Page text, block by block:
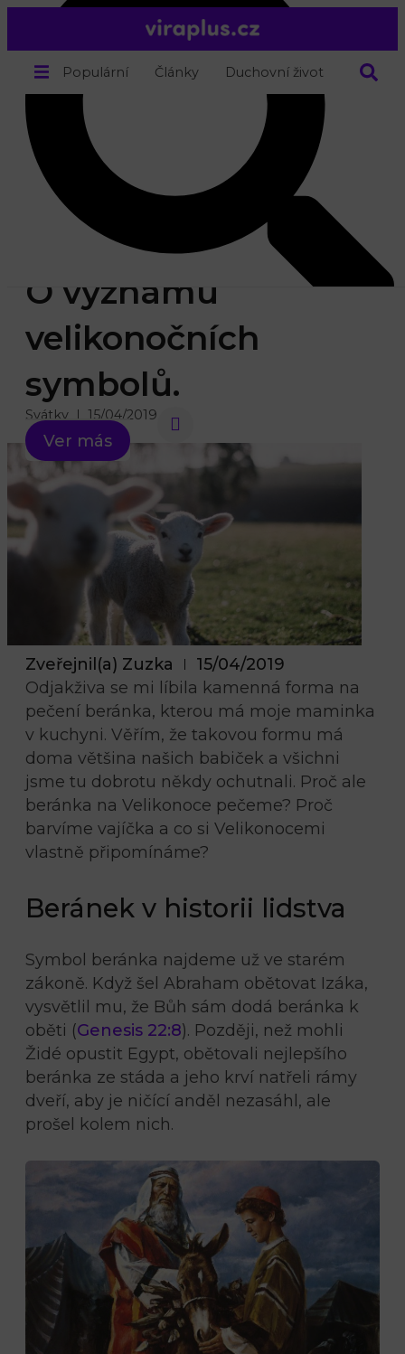
Populární Články Duchovní život O nás
Search
Ver más
Proč pečeme
velikonočního
beránka?
O významu
velikonočních
symbolů.
Svátky 15/04/2019
Zveřejnil(a) Zuzka
15/04/2019
Odjakživa se mi líbila kamenná forma na
pečení beránka, kterou má moje maminka
v kuchyni. Věřím, že takovou formu má
doma většina našich babiček a všichni
jsme tu dobrotu někdy ochutnali. Proč ale
beránka na Velikonoce pečeme? Proč
barvíme vajíčka a co si Velikonocemi
vlastně připomínáme?
Beránek v historii lidstva
Symbol beránka najdeme už ve starém
zákoně. Když šel Abraham obětovat Izáka,
vysvětlil mu, že Bůh sám dodá beránka k
oběti (Genesis 22:8). Později, než mohli
Židé opustit Egypt, obětovali nejlepšího
beránka ze stáda a jeho krví natřeli rámy
dveří, aby je ničící anděl nezasáhl, ale
prošel kolem nich.